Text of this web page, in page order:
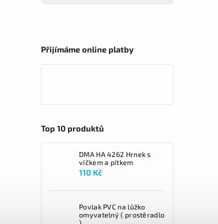
Přijímáme online platby
Top 10 produktů
DMA HA 4262 Hrnek s
víčkem a pítkem
110 Kč
Povlak PVC na lůžko
omyvatelný ( prostěradlo